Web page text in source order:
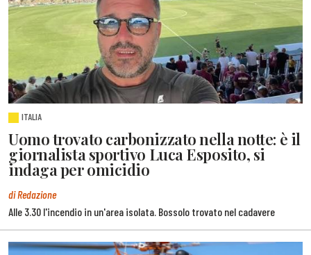
ITALIA
Uomo trovato carbonizzato nella notte: è il
giornalista sportivo Luca Esposito, si
indaga per omicidio
di Redazione
Alle 3.30 l'incendio in un'area isolata. Bossolo trovato nel cadavere